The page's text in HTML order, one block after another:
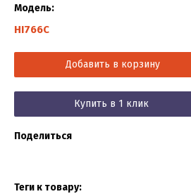
Модель:
HI766C
Добавить в корзину
Купить в 1 клик
Поделиться
Теги к товару: